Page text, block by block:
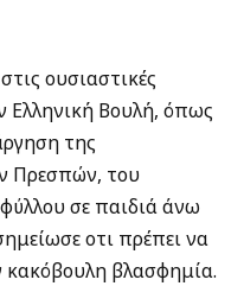
ουσιαστικές
Ελληνική Βουλή, όπως
της
Πρεσπών, του
σε παιδιά άνω
οτι πρέπει να
κακόβουλη βλασφημία.